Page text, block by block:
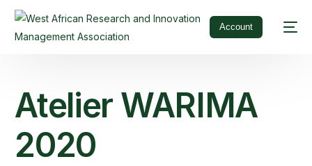
Account
Atelier WARIMA
2020